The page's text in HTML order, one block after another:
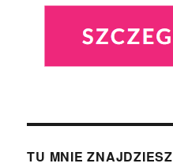
TU MNIE ZNAJDZIESZ